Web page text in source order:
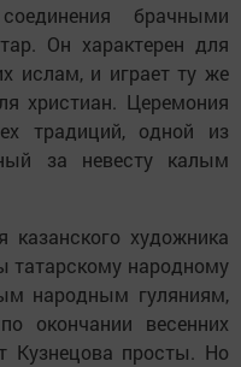
брачными
Он характерен для
ислам, и играет ту же
христиан. Церемония
традиций, одной из
за невесту калым
казанского художника
татарскому народному
народным гуляниям,
окончании весенних
Кузнецова просты. Но